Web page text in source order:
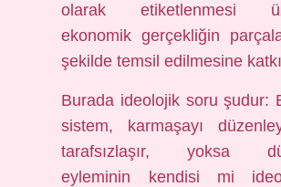
olarak etiketlenmesi
ekonomik gerçekliğin
şekilde temsil edilmesine
Burada ideolojik soru şudur:
sistem, karmaşayı
tarafsızlaşır, yoksa
eyleminin kendisi mi